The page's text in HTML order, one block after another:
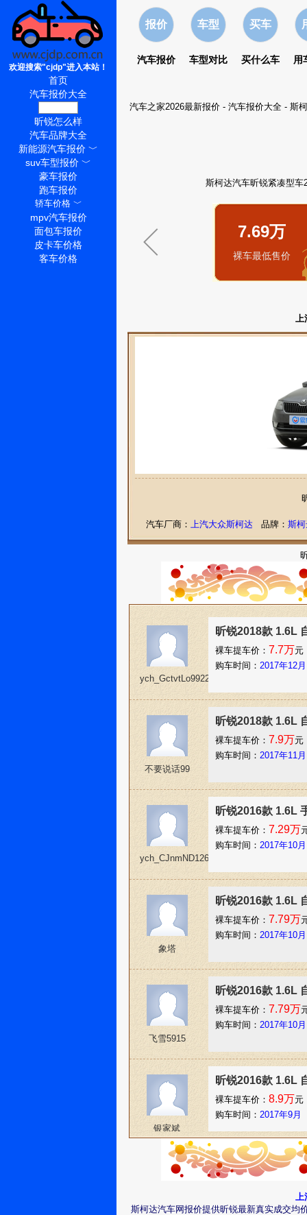
报价
汽车报价
车型
车型对比
买车
买什么车 用
汽车之家2026最新报价 - 汽车报价大全 - 斯
斯柯达汽车昕锐紧凑型
7.69万
裸车最低售价
上
汽车厂商： 上汽大众斯柯达 品牌： 斯柯
ych_GctvtLo99229
昕锐2018款 1.6L
裸车提车价： 7.7万元
购车时间： 2017年12月
不要说话99
昕锐2018款 1.6L
裸车提车价： 7.9万元
购车时间： 2017年11月
ych_CJnmND126222
昕锐2016款 1.6L
裸车提车价： 7.29万
购车时间： 2017年10月
象塔
昕锐2016款 1.6L
裸车提车价： 7.79万
购车时间： 2017年10月
飞雪5915
昕锐2016款 1.6L
裸车提车价： 7.79万
购车时间： 2017年10月
银家斌
昕锐2016款 1.6L
裸车提车价： 8.9万元
购车时间： 2017年9月
昕锐2016款 1.6L
购车时间：2017年8月
上
斯柯达汽车网报价提供昕锐最新真实成交均
欢迎搜索"cjdp"进入本站！
首页
汽车报价大全
昕锐怎么样
汽车品牌大全
新能源汽车报价 ﹀
suv车型报价 ﹀
豪车报价
跑车报价
轿车价格﹀
mpv汽车报价
面包车报价
皮卡车价格
客车价格